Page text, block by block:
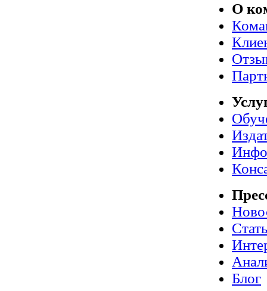
О
Блог